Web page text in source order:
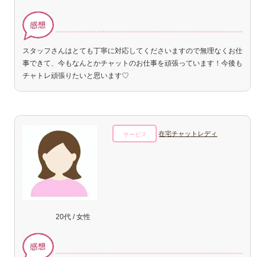
スタッフさんはとても丁寧に対応してくださいますので無理なくお仕
事できて、今もなんとかチャットのお仕事を頑張っています！今後も
チャトレ頑張りたいと思います♡
20代 / 女性
サービス 在宅チャットレディ